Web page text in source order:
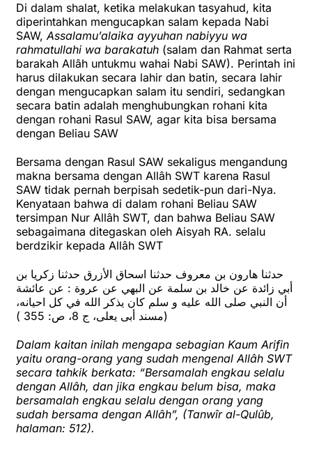
Di dalam shalat, ketika melakukan tasyahud, kita
diperintahkan mengucapkan salam kepada Nabi
SAW, Assalamu’alaika ayyuhan nabiyyu wa
rahmatullahi wa barakatuh (salam dan Rahmat serta
barakah Allâh untukmu wahai Nabi SAW). Perintah ini
harus dilakukan secara lahir dan batin, secara lahir
dengan mengucapkan salam itu sendiri, sedangkan
secara batin adalah menghubungkan rohani kita
dengan rohani Rasul SAW, agar kita bisa bersama
dengan Beliau SAW
Bersama dengan Rasul SAW sekaligus mengandung
makna bersama dengan Allâh SWT karena Rasul
SAW tidak pernah berpisah sedetik-pun dari-Nya.
Kenyataan bahwa di dalam rohani Beliau SAW
tersimpan Nur Allâh SWT, dan bahwa Beliau SAW
sebagaimana ditegaskan oleh Aisyah RA. selalu
berdzikir kepada Allâh SWT
حدثنا هارون بن معروف حدثنا اسحاق الأزرق حدثنا زكريا بن
أبي زائدة عن خالد بن سلمة عن البهي عن عروة : عن عائشة
أن النبي صلى الله عليه و سلم كان يذكر الله في كل احيانه،
(مسند أبى يعلى، ج 8، ص: 355 )
Dalam kaitan inilah mengapa sebagian Kaum Arifin
yaitu orang-orang yang sudah mengenal Allâh SWT
secara tahkik berkata: “Bersamalah engkau selalu
dengan Allâh, dan jika engkau belum bisa, maka
bersamalah engkau selalu dengan orang yang
sudah bersama dengan Allâh”, (Tanwîr al-Qulûb,
halaman: 512).